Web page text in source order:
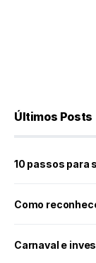
Últimos Posts
10 passos para
Como
Carnaval e